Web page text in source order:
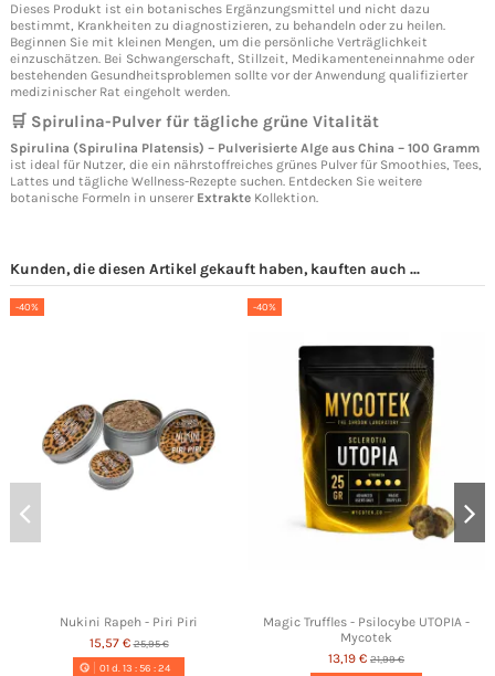
Dieses Produkt ist ein botanisches Ergänzungsmittel und nicht dazu
bestimmt, Krankheiten zu diagnostizieren, zu behandeln oder zu heilen.
Beginnen Sie mit kleinen Mengen, um die persönliche Verträglichkeit
einzuschätzen. Bei Schwangerschaft, Stillzeit, Medikamenteneinnahme oder
bestehenden Gesundheitsproblemen sollte vor der Anwendung qualifizierter
medizinischer Rat eingeholt werden.
🛒 Spirulina-Pulver für tägliche grüne Vitalität
Spirulina (Spirulina Platensis) – Pulverisierte Alge aus China – 100 Gramm
ist ideal für Nutzer, die ein nährstoffreiches grünes Pulver für Smoothies, Tees,
Lattes und tägliche Wellness-Rezepte suchen. Entdecken Sie weitere
botanische Formeln in unserer Extrakte Kollektion.
Kunden, die diesen Artikel gekauft haben, kauften auch ...
-40%
Nukini Rapeh - Piri Piri
15,57 €25,95 €
01d.13 :56 :23
-40%
Magic Truffles - Psilocybe UTOPIA -
Mycotek
13,19 € 21,99 €